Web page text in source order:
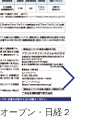
リオン